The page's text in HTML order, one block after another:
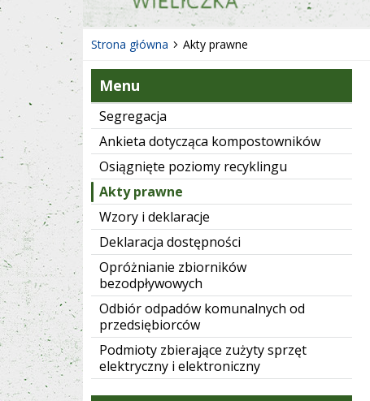
Strona główna Akty prawne
Menu
Segregacja
Ankieta dotycząca kompostowników
Osiągnięte poziomy recyklingu
Akty prawne
Wzory i deklaracje
Deklaracja dostępności
Opróżnianie zbiorników
bezodpływowych
Odbiór odpadów komunalnych od
przedsiębiorców
Podmioty zbierające zużyty sprzęt
elektryczny i elektroniczny